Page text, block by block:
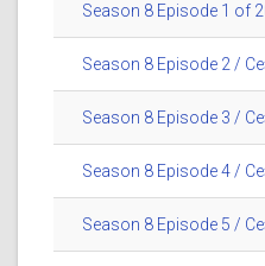
Season 8 Episode 1 of
Season 8 Episode 2 /
Season 8 Episode 3 /
Season 8 Episode 4 /
Season 8 Episode 5 /